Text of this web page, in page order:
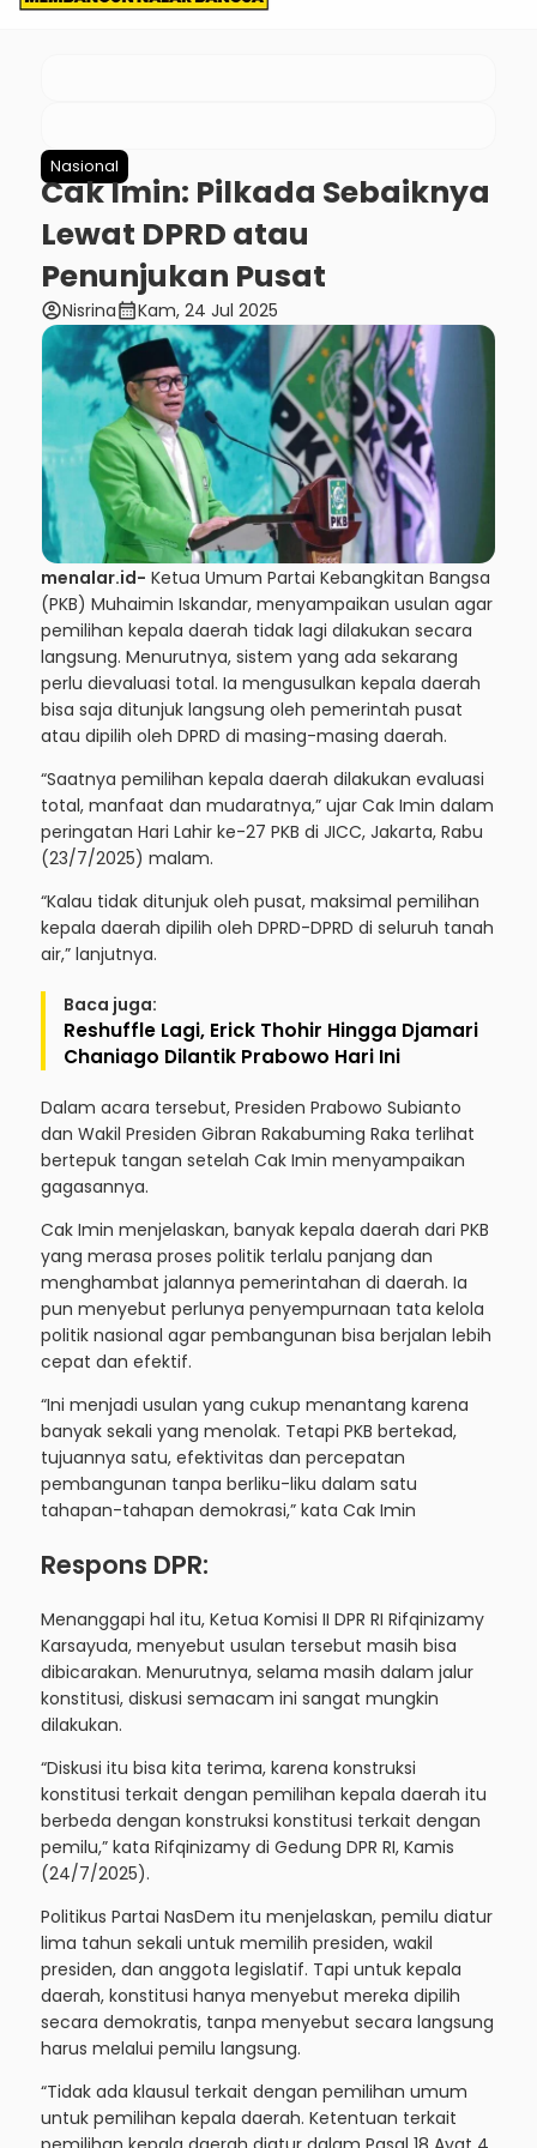
Nasional
Cak Imin: Pilkada Sebaiknya
Lewat DPRD atau
Penunjukan Pusat
account_circleNisrinacalendar_monthKam, 24 Jul 2025
menalar.id- Ketua Umum Partai Kebangkitan Bangsa
(PKB) Muhaimin Iskandar, menyampaikan usulan agar
pemilihan kepala daerah tidak lagi dilakukan secara
langsung. Menurutnya, sistem yang ada sekarang
perlu dievaluasi total. Ia mengusulkan kepala daerah
bisa saja ditunjuk langsung oleh pemerintah pusat
atau dipilih oleh DPRD di masing-masing daerah.
“Saatnya pemilihan kepala daerah dilakukan evaluasi
total, manfaat dan mudaratnya,” ujar Cak Imin dalam
peringatan Hari Lahir ke-27 PKB di JICC, Jakarta, Rabu
(23/7/2025) malam.
“Kalau tidak ditunjuk oleh pusat, maksimal pemilihan
kepala daerah dipilih oleh DPRD-DPRD di seluruh tanah
air,” lanjutnya.
Baca juga:
Reshuffle Lagi, Erick Thohir Hingga Djamari
Chaniago Dilantik Prabowo Hari Ini
Dalam acara tersebut, Presiden Prabowo Subianto
dan Wakil Presiden Gibran Rakabuming Raka terlihat
bertepuk tangan setelah Cak Imin menyampaikan
gagasannya.
Cak Imin menjelaskan, banyak kepala daerah dari PKB
yang merasa proses politik terlalu panjang dan
menghambat jalannya pemerintahan di daerah. Ia
pun menyebut perlunya penyempurnaan tata kelola
politik nasional agar pembangunan bisa berjalan lebih
cepat dan efektif.
“Ini menjadi usulan yang cukup menantang karena
banyak sekali yang menolak. Tetapi PKB bertekad,
tujuannya satu, efektivitas dan percepatan
pembangunan tanpa berliku-liku dalam satu
tahapan-tahapan demokrasi,” kata Cak Imin
Respons DPR:
Menanggapi hal itu, Ketua Komisi II DPR RI Rifqinizamy
Karsayuda, menyebut usulan tersebut masih bisa
dibicarakan. Menurutnya, selama masih dalam jalur
konstitusi, diskusi semacam ini sangat mungkin
dilakukan.
“Diskusi itu bisa kita terima, karena konstruksi
konstitusi terkait dengan pemilihan kepala daerah itu
berbeda dengan konstruksi konstitusi terkait dengan
pemilu,” kata Rifqinizamy di Gedung DPR RI, Kamis
(24/7/2025).
Politikus Partai NasDem itu menjelaskan, pemilu diatur
lima tahun sekali untuk memilih presiden, wakil
presiden, dan anggota legislatif. Tapi untuk kepala
daerah, konstitusi hanya menyebut mereka dipilih
secara demokratis, tanpa menyebut secara langsung
harus melalui pemilu langsung.
“Tidak ada klausul terkait dengan pemilihan umum
untuk pemilihan kepala daerah. Ketentuan terkait